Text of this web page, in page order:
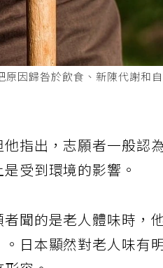
原因歸咎於飲食、新陳代謝和
指出，志願者一般認
受到環境的影響。
聞的是老人體味時，
。日本顯然對老人味有